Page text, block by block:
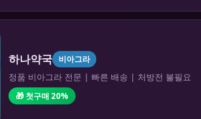
하나약국 비아그라
정품 비아그라 전문 | 빠른 배송 | 처방전 불필요
🎁 첫구매 20%